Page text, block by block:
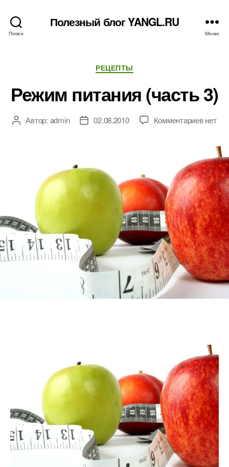
Поиск
Полезный блог YANGL.RU
Меню
Рубрики
РЕЦЕПТЫ
Режим питания (часть 3)
АвторАвтор: admin
Дата02.08.2010 Комментариевк
(часть
3)
нет